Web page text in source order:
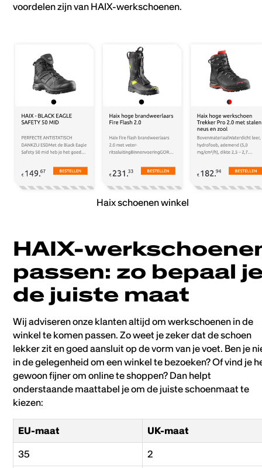
voordelen zijn van HAIX-werkschoenen.
Haix schoenen winkel
HAIX-
passen: zo bepaal
de juiste maat
Wij adviseren onze klanten altijd om werkschoenen in de
winkel te komen passen. Zo weet je zeker dat de schoen
lekker zit en goed aansluit op de vorm van je voet. Ben je
in de gelegenheid om een winkel te bezoeken? Of vind je
gewoon fijner om online te shoppen? Dan helpt
onderstaande maattabel je om de juiste schoenmaat te
kiezen:
EU-maat
UK-maat
35
2